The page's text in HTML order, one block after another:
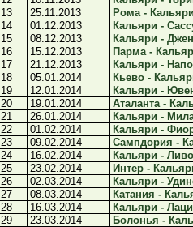
13
25.11.2013
Рома -
14
01.12.2013
Кальяри -
15
08.12.2013
Кальяри -
16
15.12.2013
Парма -
17
21.12.2013
Кальяри -
18
05.01.2014
Кьево -
19
12.01.2014
Кальяри -
20
19.01.2014
Аталанта -
21
26.01.2014
Кальяри -
22
01.02.2014
Кальяри -
23
09.02.2014
Сампдория -
24
16.02.2014
Кальяри -
25
23.02.2014
Интер -
26
02.03.2014
Кальяри -
27
08.03.2014
Катания -
28
16.03.2014
Кальяри -
29
23.03.2014
Болонья -